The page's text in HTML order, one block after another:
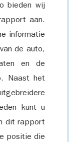
bieden wij
aan.
informatie
de auto,
en de
Naast het
kunt u
dit rapport
positie die